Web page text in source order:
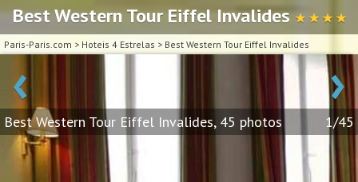
Best Western Tour Eiffel Invalides★ ★ ★ ★
Paris-Paris.com > Hoteis 4 Estrelas > Best Western Tour Eiffel Invalides
‹ ›
Best Western Tour Eiffel Invalides, 45 photos 1/45